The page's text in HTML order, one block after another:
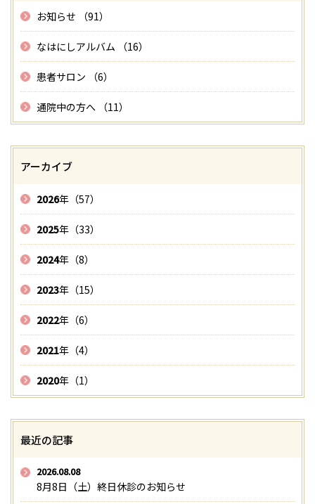
お知らせ （91）
なはにしアルバム （16）
患者サロン （6）
通院中の方へ （11）
アーカイブ
2026年（57）
2025年（33）
2024年（8）
2023年（15）
2022年（6）
2021年（4）
2020年（1）
最近の記事
2026.08.08
8月8日（土）終日休診のお知らせ